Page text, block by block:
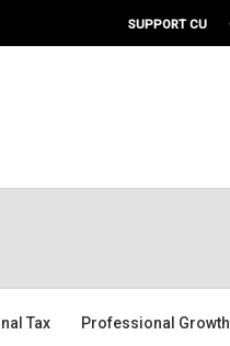
SUPPORT CU
Tax Professional